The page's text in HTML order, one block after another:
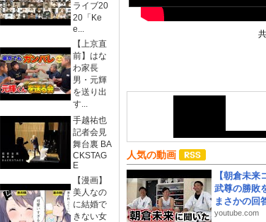
ライブ20
20「Ke
e...
【上京直
前】はな
わ家長
男・元輝
を送り出
す...
手越祐也
記者会見
舞台裏 BA
CKSTAG
E
【漫画】
美人なの
に結婚で
きない女
人気の動画
【朝倉未来
武尊の勝敗
まさかの回
youtube.com